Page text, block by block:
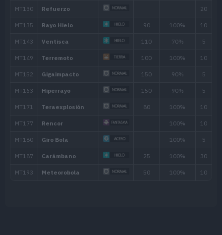
Movimiento Tipo Poder
Trapicheo
Rodar 30
Anulación